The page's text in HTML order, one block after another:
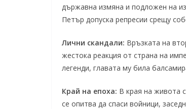
държавна измяна и подложен на
Петър допуска репресии срещу
Лични скандали: Връзката на
жестока реакция от страна на
легенди, главата му била
Край на епоха: В края на живота
се опитва да спаси войници,